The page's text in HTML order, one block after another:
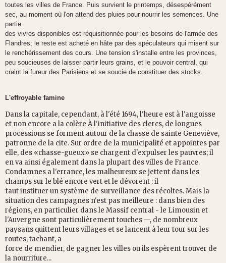
toutes les villes de France. Puis survient le printemps, désespérément
sec, au moment où l'on attend des pluies pour nourrir les semences. Une
partie
des vivres disponibles est réquisitionnée pour les besoins de l'armée des
Flandres; le reste est acheté en hâte par des spéculateurs qui misent sur
le renchérissement des cours. Une tension s'installe entre les provinces,
peu soucieuses de laisser partir leurs grains, et le pouvoir central, qui
craint la fureur des Parisiens et se soucie de constituer des stocks.
L'effroyable famine
Dans la capitale, cependant, à l'été 1694,l'heure est à l'angoisse
et non encore a la colère À l'initiative des clercs, de longues
processions se forment autour de la chasse de sainte Geneviève,
patronne de la cite. Sur ordre de la municipalité et appointes par
elle, des «chasse-gueux» se chargent d'expulser les pauvres; il
en va ainsi également dans la plupart des villes de France.
Condamnes al'errance, les malheureux se jettent dans les
champs sur le blé encore vert et le dévorent : il
faut instituer un système de surveillance desrécoltes. Mais la
situation des campagnes n'est pas meilleure : dans bien des
régions, en particulier dans le Massif central - le Limousin et
l'Auvergne sont particulièrement touches —, de nombreux
paysans quittent leurs villages et se lancent à leur tour sur les
routes, tachant, a
force de mendier, de gagner les villes ou ils espèrent trouver de
la nourriture...